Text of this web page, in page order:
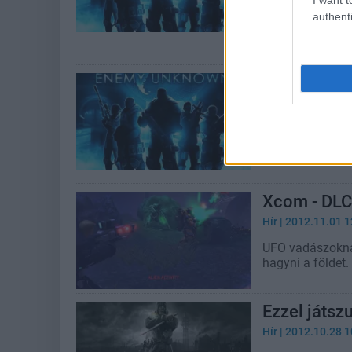
Éppen a
letölthető
XCOM:
| 2012.11.30
Kellemes
Unknown
Xcom -
Hír | 2012.11.01
UFO
hagyni a földet.
Ezzel
Hír | 2012.10.28